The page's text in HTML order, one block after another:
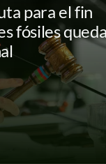
para el fin
fósiles